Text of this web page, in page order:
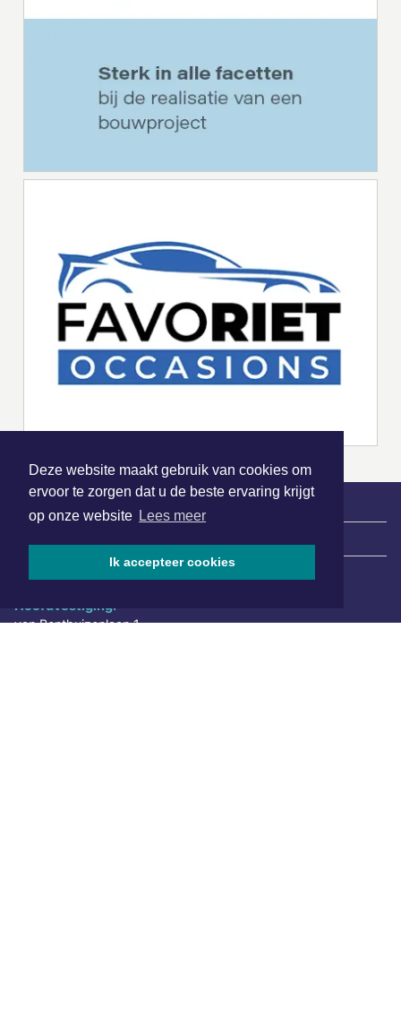
Deze website maakt gebruik van cookies om
ervoor te zorgen dat u de beste ervaring krijgt
op onze website Lees meer
Ik accepteer cookies
Hoofdvestiging:
van Benthuizenlaan 1